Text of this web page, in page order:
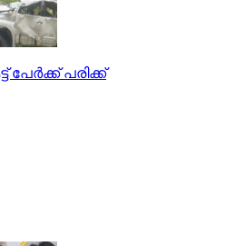
പേര്‍ക്ക് പരിക്ക്